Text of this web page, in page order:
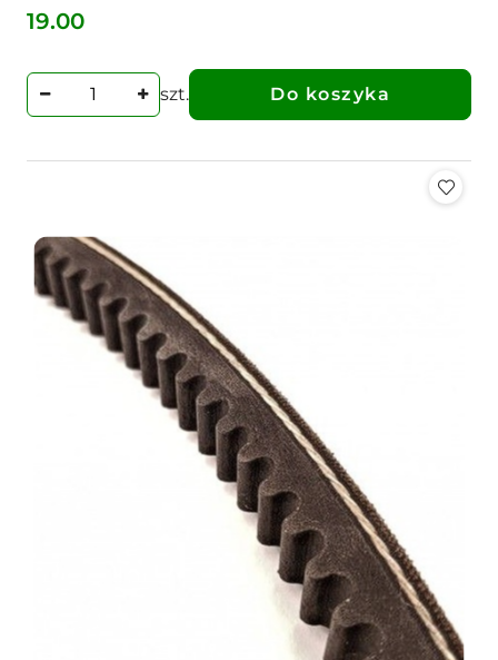
Cena:
19.00
szt. Do koszyka